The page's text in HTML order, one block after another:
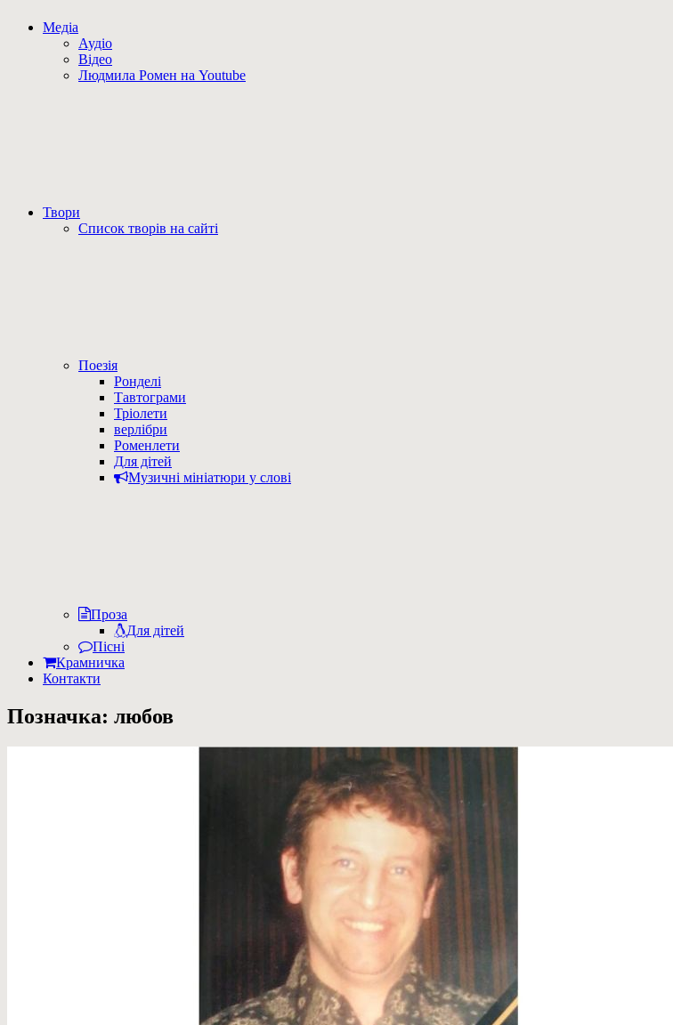
Медіа
Аудіо
Відео
Людмила Ромен на Youtube
Твори
Список творів на сайті
Поезія
Ронделі
Тавтограми
Тріолети
верлібри
Роменлети
Для дітей
Музичні мініатюри у слові
Проза
Для дітей
Пісні
Крамничка
Контакти
Позначка: любов